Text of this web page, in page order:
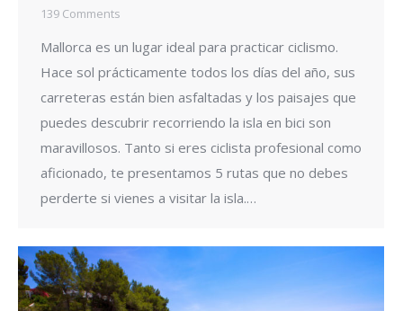
139 Comments
Mallorca es un lugar ideal para practicar ciclismo.
Hace sol prácticamente todos los días del año, sus
carreteras están bien asfaltadas y los paisajes que
puedes descubrir recorriendo la isla en bici son
maravillosos. Tanto si eres ciclista profesional como
aficionado, te presentamos 5 rutas que no debes
perderte si vienes a visitar la isla.…